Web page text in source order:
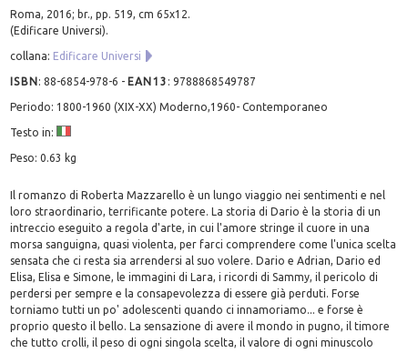
Roma, 2016; br., pp. 519, cm 65x12.
(Edificare Universi).
collana: Edificare Universi
ISBN:88-6854-978-6 - EAN13 :9788868549787
Periodo: 1800-1960 (XIX-XX) Moderno,1960- Contemporaneo
Testo in:
Peso: 0.63 kg
Il romanzo di Roberta Mazzarello è un lungo viaggio nei sentimenti e nel
loro straordinario, terrificante potere. La storia di Dario è la storia di un
intreccio eseguito a regola d'arte, in cui l'amore stringe il cuore in una
morsa sanguigna, quasi violenta, per farci comprendere come l'unica scelta
sensata che ci resta sia arrendersi al suo volere. Dario e Adrian, Dario ed
Elisa, Elisa e Simone, le immagini di Lara, i ricordi di Sammy, il pericolo di
perdersi per sempre e la consapevolezza di essere già perduti. Forse
torniamo tutti un po' adolescenti quando ci innamoriamo... e forse è
proprio questo il bello. La sensazione di avere il mondo in pugno, il timore
che tutto crolli, il peso di ogni singola scelta, il valore di ogni minuscolo